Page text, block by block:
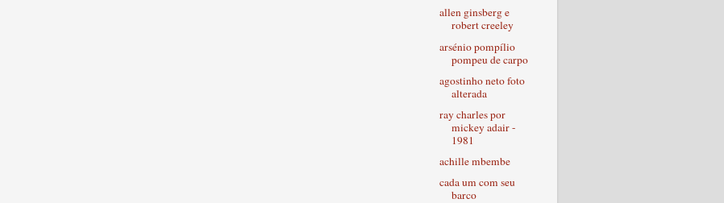
allen ginsberg e
robert creeley
arsénio pompílio
pompeu de carpo
agostinho neto foto
alterada
ray charles por
mickey adair -
1981
achille mbembe
cada um com seu
barco